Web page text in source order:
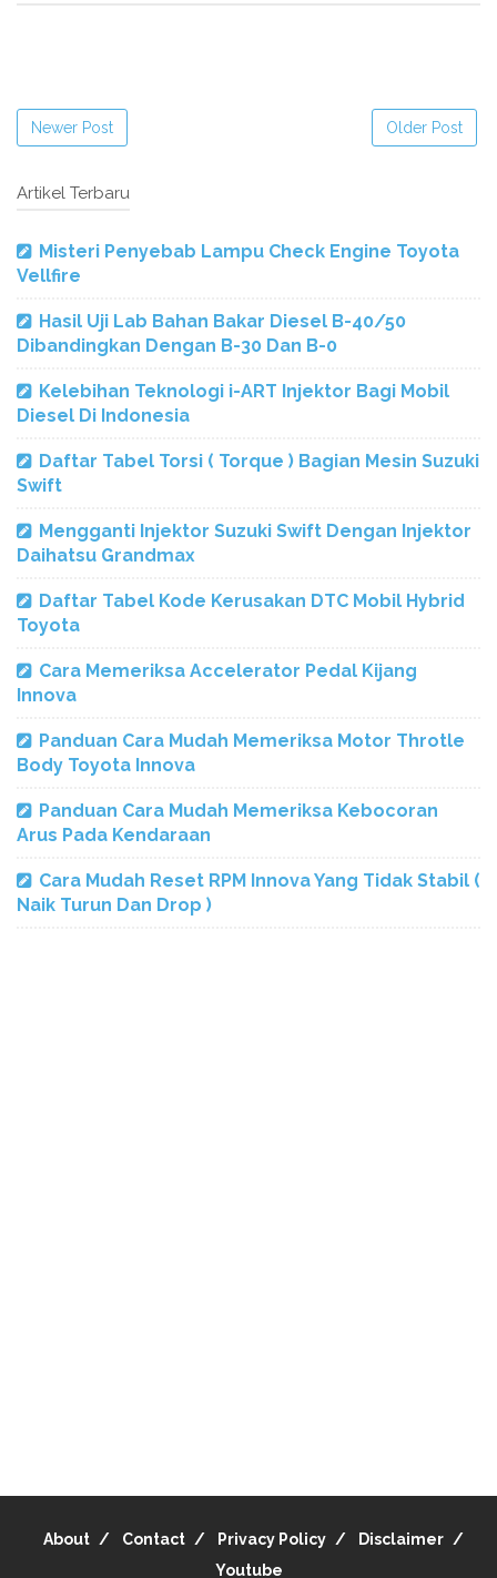
Newer Post Older Post
Artikel Terbaru
Misteri Penyebab Lampu Check Engine Toyota
Vellfire
Hasil Uji Lab Bahan Bakar Diesel B-40/50
Dibandingkan Dengan B-30 Dan B-0
Kelebihan Teknologi i-ART Injektor Bagi Mobil
Diesel Di Indonesia
Daftar Tabel Torsi ( Torque ) Bagian Mesin Suzuki
Swift
Mengganti Injektor Suzuki Swift Dengan Injektor
Daihatsu Grandmax
Daftar Tabel Kode Kerusakan DTC Mobil Hybrid
Toyota
Cara Memeriksa Accelerator Pedal Kijang
Innova
Panduan Cara Mudah Memeriksa Motor Throtle
Body Toyota Innova
Panduan Cara Mudah Memeriksa Kebocoran
Arus Pada Kendaraan
Cara Mudah Reset RPM Innova Yang Tidak Stabil (
Naik Turun Dan Drop )
About Contact Privacy Policy
Disclaimer
Youtube